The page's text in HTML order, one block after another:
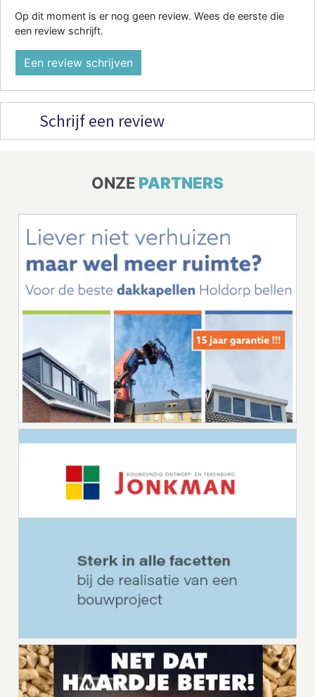
Op dit moment is er nog geen review. Wees de eerste die
een review schrijft.
Een review schrijven
Schrijf een review
ONZE PARTNERS